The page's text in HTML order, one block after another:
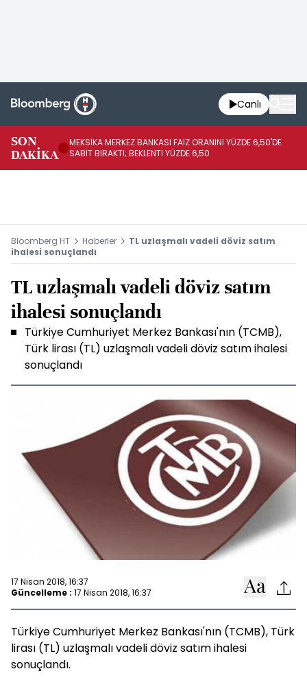
Canlı
SON
DAKİKA
MEKSİKA MERKEZ BANKASI FAİZ ORANINI YÜZDE 6,50'DE
SABİT BIRAKTI; BEKLENTİ YÜZDE 6,50
Bloomberg HT Haberler
TL uzlaşmalı vadeli döviz satım
ihalesi sonuçlandı
TL uzlaşmalı vadeli döviz satım
ihalesi sonuçlandı
Türkiye Cumhuriyet Merkez Bankası'nın (TCMB),
Türk lirası (TL) uzlaşmalı vadeli döviz satım ihalesi
sonuçlandı
17 Nisan 2018, 16:37
Güncelleme : 17 Nisan 2018, 16:37
Türkiye Cumhuriyet Merkez Bankası'nın (TCMB), Türk
lirası (TL) uzlaşmalı vadeli döviz satım ihalesi
sonuçlandı.